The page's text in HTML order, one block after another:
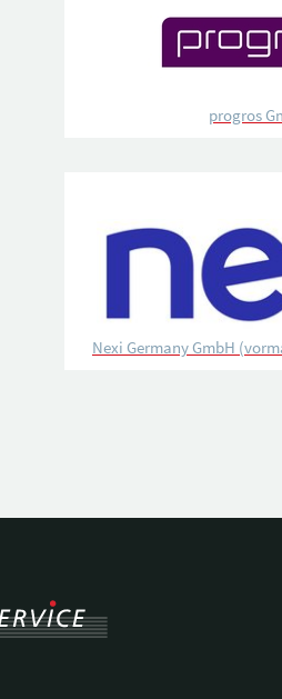
progros
Nexi Germany GmbH